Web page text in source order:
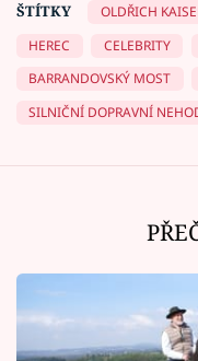
ŠTÍTKY
OLDŘICH
HEREC
CELEBRITY
BARRANDOVSKÝ MOST
SILNIČNÍ DOPRAVNÍ